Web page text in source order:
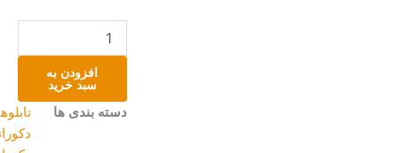
قالی
افزودن به
سبد خرید
دسته بندی ها
تابلوهای
دکوراتیو,